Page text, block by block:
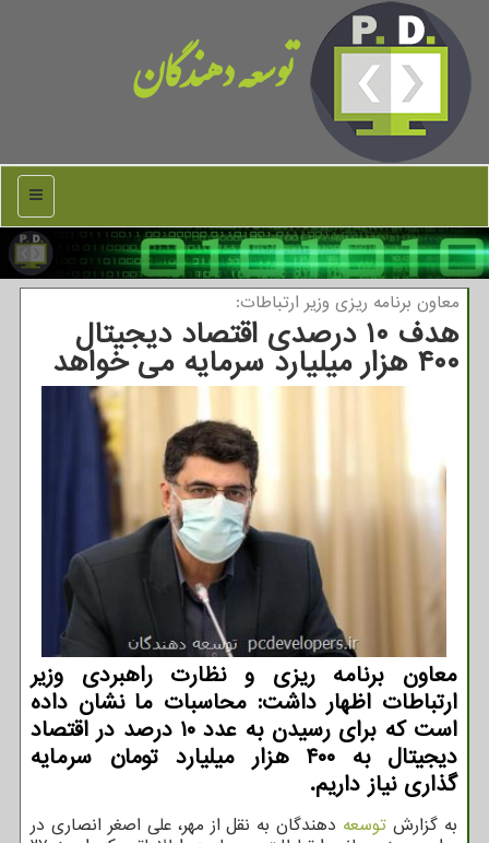
توسعه دهندگان
منو
معاون برنامه ریزی وزیر ارتباطات:
هدف ۱۰ درصدی اقتصاد دیجیتال
۴۰۰ هزار میلیارد سرمایه می خواهد
معاون برنامه ریزی و نظارت راهبردی وزیر
ارتباطات اظهار داشت: محاسبات ما نشان داده
است که برای رسیدن به عدد ۱۰ درصد در اقتصاد
دیجیتال به ۴۰۰ هزار میلیارد تومان سرمایه
گذاری نیاز داریم.
به گزارش توسعه دهندگان به نقل از مهر، علی اصغر انصاری در